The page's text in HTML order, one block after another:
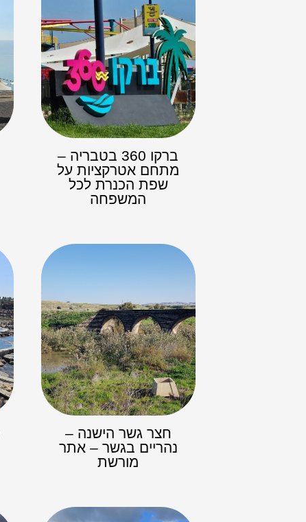
ברקו 360 בטבריה –
מתחם אטרקציות על
שפת הכנרת לכל
המשפחה
חצר גשר הישנה –
נהריים בגשר – אתר
מורשת